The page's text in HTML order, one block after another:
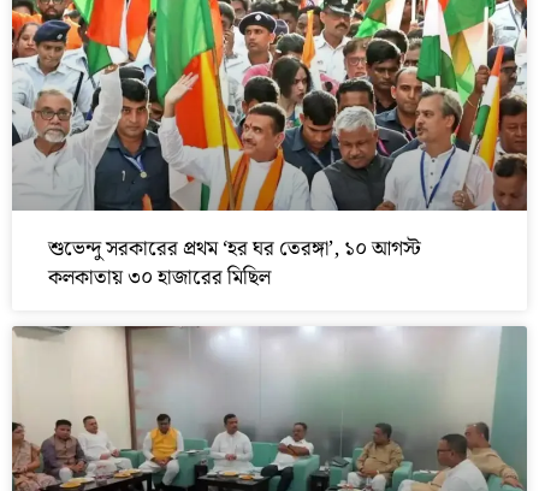
শুভেন্দু সরকারের প্রথম ‘হর ঘর তেরঙ্গা’, ১০ আগস্ট
কলকাতায় ৩০ হাজারের মিছিল